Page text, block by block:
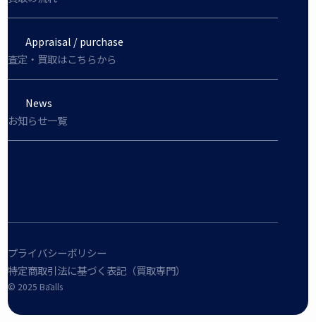
Appraisal / purchase
査定・買取はこちらから
News
お知らせ一覧
プライバシーポリシー
特定商取引法に基づく表記（買取専門）
©︎ 2025 Bāalls